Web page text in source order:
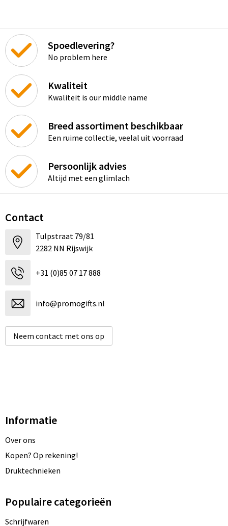
Spoedlevering?
No problem here
Kwaliteit
Kwaliteit is our middle name
Breed assortiment beschikbaar
Een ruime collectie, veelal uit voorraad
Persoonlijk advies
Altijd met een glimlach
Contact
Tulpstraat 79/81
2282 NN Rijswijk
+31 (0)85 07 17 888
info@promogifts.nl
Neem contact met ons op
Informatie
Over ons
Kopen? Op rekening!
Druktechnieken
Populaire categorieën
Schrijfwaren